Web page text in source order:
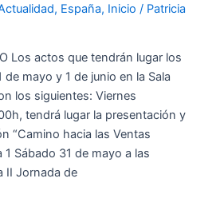
, España, Inicio / Patricia
Los actos que tendrán lugar los
mayo y 1 de junio en la Sala
los siguientes: Viernes
tendrá lugar la presentación y
“Camino hacia las Ventas
1 Sábado 31 de mayo a las
II Jornada de